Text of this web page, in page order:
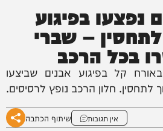
נפצעו בפיגוע
– שברי
בכל הרכב
קל בפיגוע אבנים שביצעו
אין תגובות שיתוף הכתבה